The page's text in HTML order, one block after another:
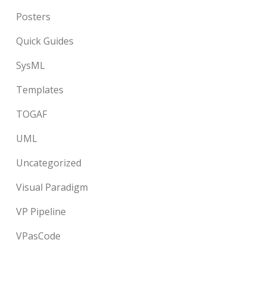
Posters
Quick Guides
SysML
Templates
TOGAF
UML
Uncategorized
Visual Paradigm
VP Pipeline
VPasCode